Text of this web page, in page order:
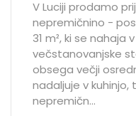
V Luciji prodamo
nepremičnino -
31 m², ki se nahaja
večstanovanjske
obsega večji
nadaljuje v kuhinjo,
nepremičn...